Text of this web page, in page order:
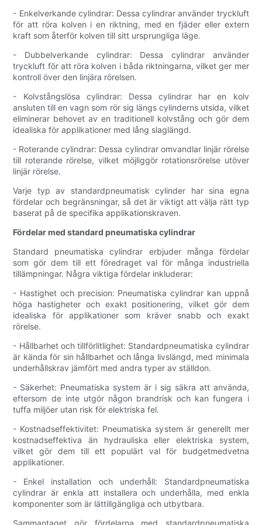
- Enkelverkande cylindrar: Dessa cylindrar använder tryckluft
för att röra kolven i en riktning, med en fjäder eller extern
kraft som återför kolven till sitt ursprungliga läge.
- Dubbelverkande cylindrar: Dessa cylindrar använder
tryckluft för att röra kolven i båda riktningarna, vilket ger mer
kontroll över den linjära rörelsen.
- Kolvstångslösa cylindrar: Dessa cylindrar har en kolv
ansluten till en vagn som rör sig längs cylinderns utsida, vilket
eliminerar behovet av en traditionell kolvstång och gör dem
idealiska för applikationer med lång slaglängd.
- Roterande cylindrar: Dessa cylindrar omvandlar linjär rörelse
till roterande rörelse, vilket möjliggör rotationsrörelse utöver
linjär rörelse.
Varje typ av standardpneumatisk cylinder har sina egna
fördelar och begränsningar, så det är viktigt att välja rätt typ
baserat på de specifika applikationskraven.
Fördelar med standard pneumatiska cylindrar
Standard pneumatiska cylindrar erbjuder många fördelar
som gör dem till ett föredraget val för många industriella
tillämpningar. Några viktiga fördelar inkluderar:
- Hastighet och precision: Pneumatiska cylindrar kan uppnå
höga hastigheter och exakt positionering, vilket gör dem
idealiska för applikationer som kräver snabb och exakt
rörelse.
- Hållbarhet och tillförlitlighet: Standardpneumatiska cylindrar
är kända för sin hållbarhet och långa livslängd, med minimala
underhållskrav jämfört med andra typer av ställdon.
- Säkerhet: Pneumatiska system är i sig säkra att använda,
eftersom de inte utgör någon brandrisk och kan fungera i
tuffa miljöer utan risk för elektriska fel.
- Kostnadseffektivitet: Pneumatiska system är generellt mer
kostnadseffektiva än hydrauliska eller elektriska system,
vilket gör dem till ett populärt val för budgetmedvetna
applikationer.
- Enkel installation och underhåll: Standardpneumatiska
cylindrar är enkla att installera och underhålla, med enkla
komponenter som är lättillgängliga och utbytbara.